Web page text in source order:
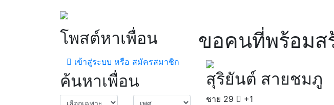
โพสต์หาเพื่อน
เข้าสู่ระบบ หรือ สมัครสมาชิก
ค้นหาเพื่อน
ขอคนที่พร้อมส
สุริยันต์ สายชมภู
ชาย 29
+1